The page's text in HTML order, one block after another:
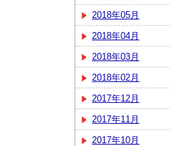
2018年05月
2018年04月
2018年03月
2018年02月
2017年12月
2017年11月
2017年10月